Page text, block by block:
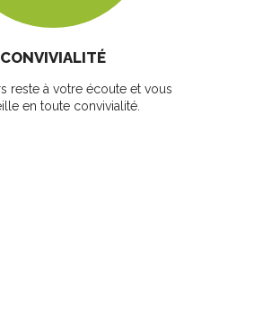
CONVIVIALITÉ
reste à votre écoute et vous
en toute convivialité.